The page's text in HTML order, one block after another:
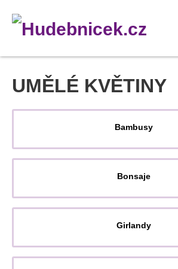
UMĚLÉ KVĚTINY
Bambusy
Bonsaje
Girlandy